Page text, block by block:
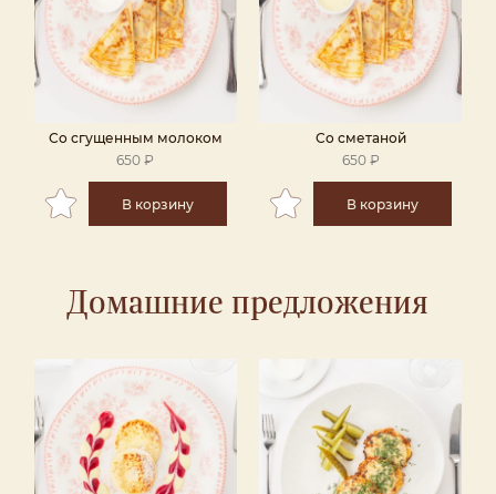
Со сгущенным молоком
650 ₽
В корзину
Со сметаной
650 ₽
В корзину
Домашние предложения